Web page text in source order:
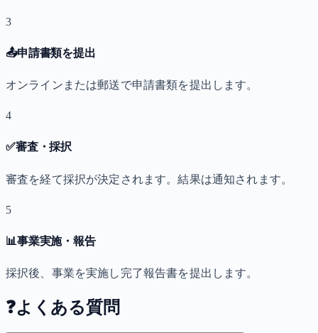
3
📤申請書類を提出
オンラインまたは郵送で申請書類を提出します。
4
✅審査・採択
審査を経て採択が決定されます。結果は通知されます。
5
📊事業実施・報告
採択後、事業を実施し完了報告書を提出します。
❓よくある質問